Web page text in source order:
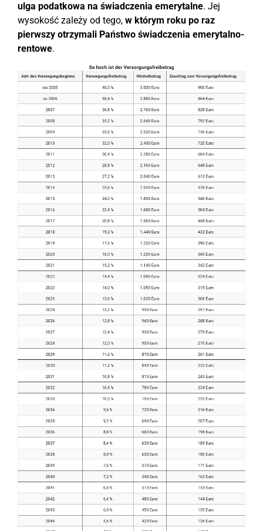
ulga podatkowa na świadczenia emerytalne. Jej
wysokość zależy od tego, w którym roku po raz
pierwszy otrzymali Państwo świadczenia emerytalno-
rentowe.